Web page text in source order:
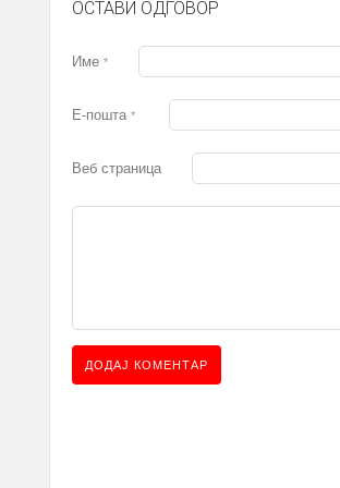
ОСТАВИ ОДГОВОР
Име *
Е-пошта *
Веб страница